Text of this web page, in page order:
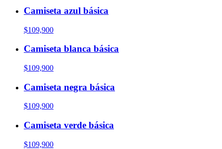
Camiseta azul básica
$109,900
Camiseta blanca básica
$109,900
Camiseta negra básica
$109,900
Camiseta verde básica
$109,900